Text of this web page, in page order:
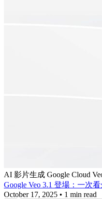
AI 影片生成 Google Cloud
Google Veo 3.1 登場：一次
October 17, 2025 • 1 min read